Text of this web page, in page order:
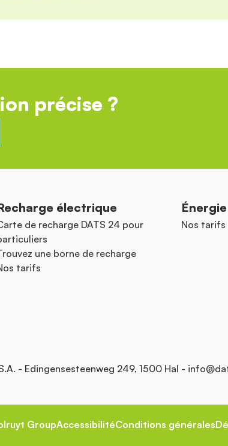
précise ?
électrique
de recharge DATS 24 pour
une borne de recharge
tarifs
Énergie
Nos tarifs
- Edingensesteenweg 249, 1500 Hal -
GroupAccessibilitéConditions générales